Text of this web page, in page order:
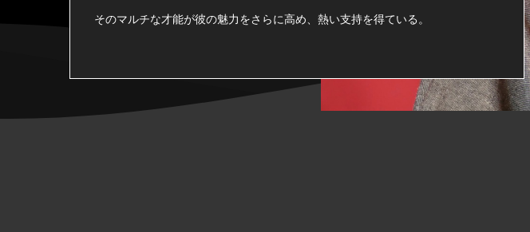
そのマルチな才能が彼の魅力をさらに高め、熱い支持を得ている。